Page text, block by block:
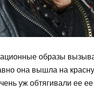
образы
она вышла на
уж обтягивали ее